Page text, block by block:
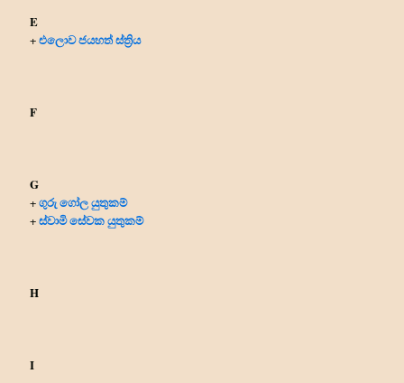
E
+එලොව ජයහත් ස්ත්‍රිය
F
G
+ගුරු ගෝල යුතුකම්
+ස්වාමි සේවක යුතුකම්
H
I